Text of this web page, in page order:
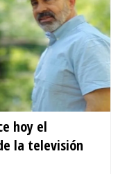
hoy el
la televisión